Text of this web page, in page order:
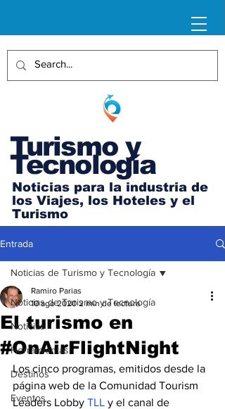
Turismo y
Tecnología
Noticias para la industria de
los Viajes, los Hoteles y el
Turismo
Entrada
Noticias de Turismo y Tecnología
Noticias
Herramientas
Destinos
Eventos
Noticias de Turismo y Tecnología
El turismo en
#OnAirFlightNight
Ramiro Parias
10 ago 2020 2 min de lectura
Los cinco programas, emitidos desde la
página web de la Comunidad Tourism
Leaders Lobby TLL y el canal de